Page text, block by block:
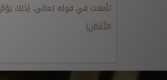
تأملات في قوله تعالى: {ذَلِكَ يَوْمُ
التَّغَابُنِ}